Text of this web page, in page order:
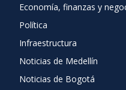
Economía, finanzas y
Política
Infraestructura
Noticias de Medellín
Noticias de Bogotá